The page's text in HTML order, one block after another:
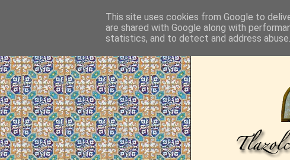
This site uses cookies from Google to
are shared with Google along with
statistics, and to detect and address abuse.